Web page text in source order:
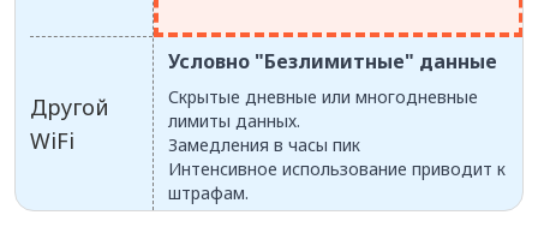
Другой
WiFi
Условно "Безлимитные" данные
Скрытые дневные или многодневные
лимиты данных.
Замедления в часы пик
Интенсивное использование приводит к
штрафам.